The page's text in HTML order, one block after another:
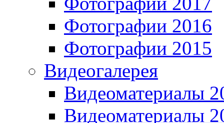
Фотографии 2016
Фотографии 2015
Видеогалерея
Видеоматериалы
Видеоматериалы